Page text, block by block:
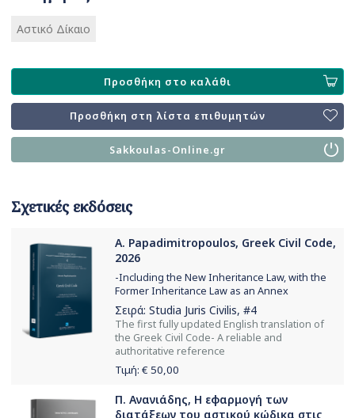
Αστικό Δίκαιο
Προσθήκη στο καλάθι
Προσθήκη στη λίστα επιθυμητών
Sakkoulas-Online.gr
Σχετικές εκδόσεις
A. Papadimitropoulos, Greek Civil Code,
2026
-Including the New Inheritance Law, with the
Former Inheritance Law as an Annex
Σειρά: Studia Juris Civilis, #4
The first fully updated English translation of
the Greek Civil Code- A reliable and
authoritative reference
Τιμή: € 50,00
Π. Ανανιάδης, Η εφαρμογή των
διατάξεων του αστικού κώδικα στις